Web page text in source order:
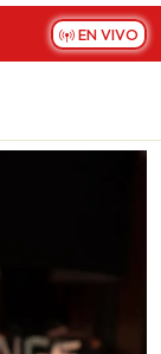
EN VIVO